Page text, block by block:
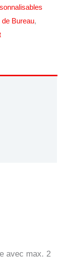
Bureau,
avec max. 2